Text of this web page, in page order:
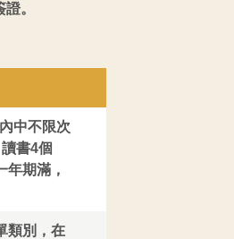
。
中不限次
書4個
年期滿，
類別，在